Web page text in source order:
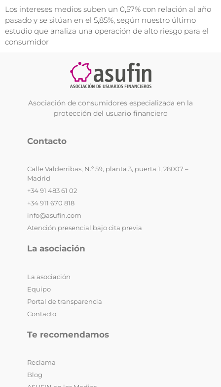
Los intereses medios suben un 0,57% con relación al año
pasado y se sitúan en el 5,85%, según nuestro último
estudio que analiza una operación de alto riesgo para el
consumidor
Asociación de consumidores especializada en la
protección del usuario financiero
Contacto
Calle Valderribas, N.º 59, planta 3, puerta 1, 28007 –
Madrid
+34 91 483 61 02
+34 911 670 818
info@asufin.com
Atención presencial bajo cita previa
La asociación
La asociación
Equipo
Portal de transparencia
Contacto
Te recomendamos
Reclama
Blog